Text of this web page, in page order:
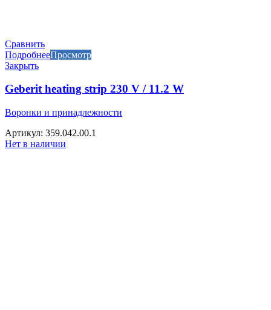
Сравнить
ПодробнееПросмотр
Закрыть
Geberit heating strip 230 V / 11.2 W
Воронки и принадлежности
Артикул: 359.042.00.1
Нет в наличии